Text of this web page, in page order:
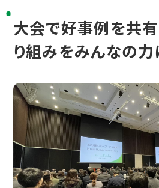
大会で好事例を共
り組みをみんなの力